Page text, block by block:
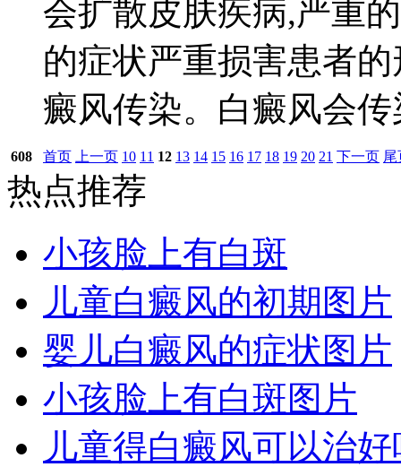
会扩散皮肤疾病,严重
的症状严重损害患者
癜风传染。白癜风会
608 首页 上一页 10 11 12 13 14 15 16 17 18 19 20 21 下一页 尾
热点推荐
小孩脸上有白斑
儿童白癜风的初期图片
婴儿白癜风的症状图片
小孩脸上有白斑图片
儿童得白癜风可以治好